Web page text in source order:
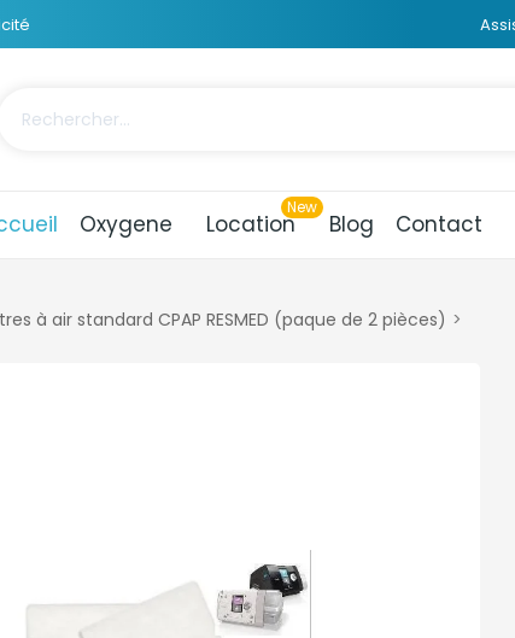
Oxygene Location Blog Contact
à air standard CPAP RESMED (paque de 2 pièces)